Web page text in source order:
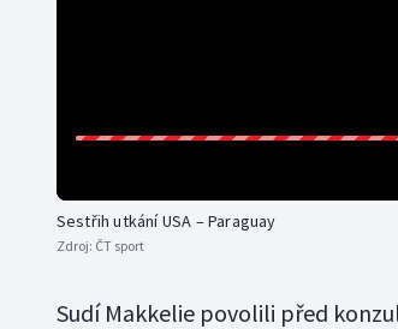
Sestřih utkání USA – Paraguay
Zdroj: ČT sport
Sudí Makkelie povolili před